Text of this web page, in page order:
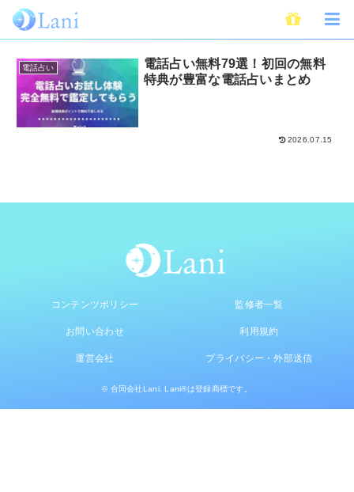
完全無料
電話占い
電話占い無料79選！初回の無料
特典が豊富な電話占いまとめ
2026.07.15
コンテンツポリシー 監修者一覧
お問い合わせ 利用規約
運営会社 プライバシー・外部送信
© 合同会社Lani. Lani®は登録商標です。